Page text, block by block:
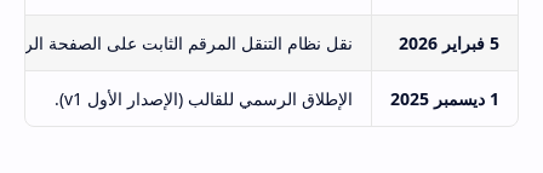
5 فبراير 2026 نقل نظام التنقل المرقم الثابت على الصفحة
1 ديسمبر 2025 الإطلاق الرسمي للقالب (الإصدار الأول v1).